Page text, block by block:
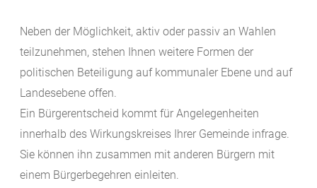
Neben der Möglichkeit, aktiv oder passiv an Wahlen
teilzunehmen, stehen Ihnen weitere Formen der
politischen Beteiligung auf kommunaler Ebene und auf
Landesebene offen.
Ein Bürgerentscheid kommt für Angelegenheiten
innerhalb des Wirkungskreises Ihrer Gemeinde infrage.
Sie können ihn zusammen mit anderen Bürgern mit
einem Bürgerbegehren einleiten.